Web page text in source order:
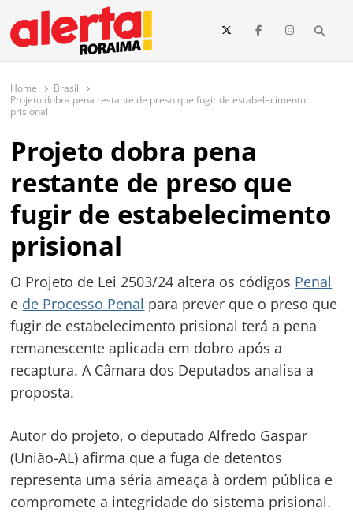
conteúdo
O maior portal de notícias de Roraima
O Alerta Roraima é seu portal de notícias completo sobre política,
e todo o estado de Roraima. Fique sempre informado com
atualizações em tempo real!
Home
Brasil
Projeto dobra pena restante de preso que fugir de estabelecimento
prisional
Projeto dobra pena
restante de preso que
fugir de estabelecimento
prisional
O Projeto de Lei 2503/24 altera os códigos Penal
e de Processo Penal para prever que o preso que
fugir de estabelecimento prisional terá a pena
remanescente aplicada em dobro após a
recaptura. A Câmara dos Deputados analisa a
proposta.
Autor do projeto, o deputado Alfredo Gaspar
(União-AL) afirma que a fuga de detentos
representa uma séria ameaça à ordem pública e
compromete a integridade do sistema prisional.